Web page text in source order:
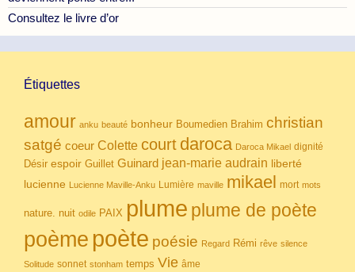
Consultez le livre d’or
Étiquettes
amour anku beauté bonheur Boumedien Brahim christian
satgé coeur Colette court daroca Daroca Mikael dignité
Désir espoir Guillet Guinard jean-marie audrain liberté
lucienne Lucienne Maville-Anku Lumière maville mikael mort mots
nature. nuit odile PAIX plume plume de poète
poème poète poésie Regard Rémi rêve silence
Solitude sonnet stonham temps Vie âme